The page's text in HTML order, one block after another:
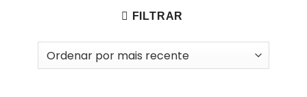
FILTRAR